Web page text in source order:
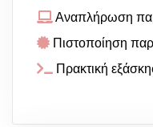
Αναπλήρωση
Πιστοποίηση
Πρακτική